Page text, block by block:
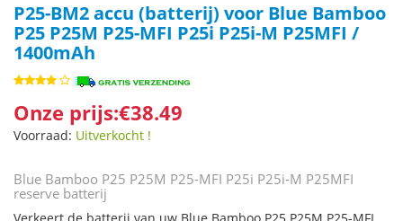
P25-BM2 accu (batterij) voor Blue Bamboo
P25 P25M P25-MFI P25i P25i-M P25MFI /
1400mAh
Onze prijs:€38.49
Voorraad: Uitverkocht !
Blue Bamboo P25 P25M P25-MFI P25i P25i-M P25MFI
reserve batterij